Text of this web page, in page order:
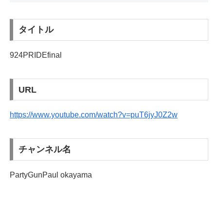
タイトル
924PRIDEfinal
URL
https://www.youtube.com/watch?v=puT6jyJ0Z2w
チャンネル名
PartyGunPaul okayama